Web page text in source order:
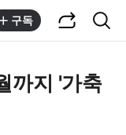
구독
까지 '가축